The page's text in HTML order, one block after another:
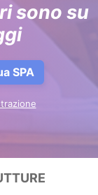
sono su
SPA